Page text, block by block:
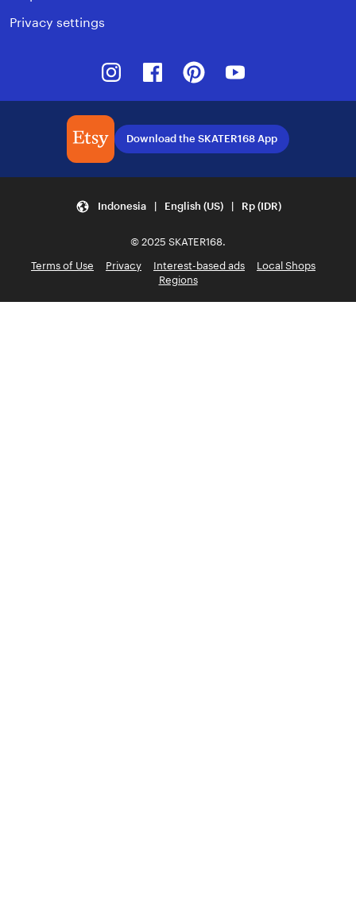
Privacy settings
InstagramFacebookPinterest
Download the SKATER168 App
Indonesia | English (US) | Rp (IDR)
© 2025 SKATER168.
Terms of Use
Privacy Interest-based ads
Local Shops
Regions